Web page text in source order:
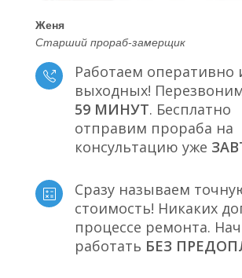
Женя
Старший прораб-замерщик
Работаем оперативно
выходных!
59 МИНУТ. Бесплатно
отправим прораба на
консультацию уже
Сразу называем
стоимость! Никаких
процессе ремонта.
работать БЕЗ